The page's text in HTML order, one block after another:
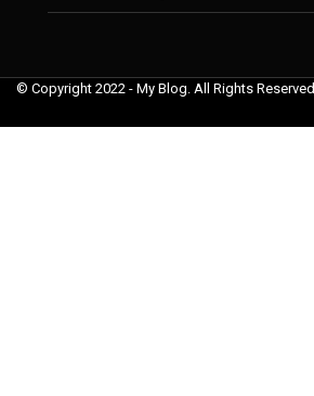
© Copyright 2022 - My Blog. All Rights Reserved